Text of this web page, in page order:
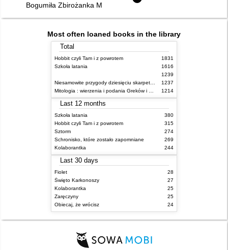
Bogumiła Zbirożanka Malec (1913-1987)
Most often loaned books in the library
Total
Hobbit czyli Tam i z powrotem
1831
Szkoła latania
1616
1239
1237
1214
Last 12 months
Szkoła latania
380
Hobbit czyli Tam i z powrotem
315
Sztorm
274
Schronisko, które zostało zapomniane
269
Kolaborantka
244
Last 30 days
Fiolet
28
Święto Karkonoszy
27
Kolaborantka
25
Zaręczyny
25
Obiecaj, że wrócisz
24